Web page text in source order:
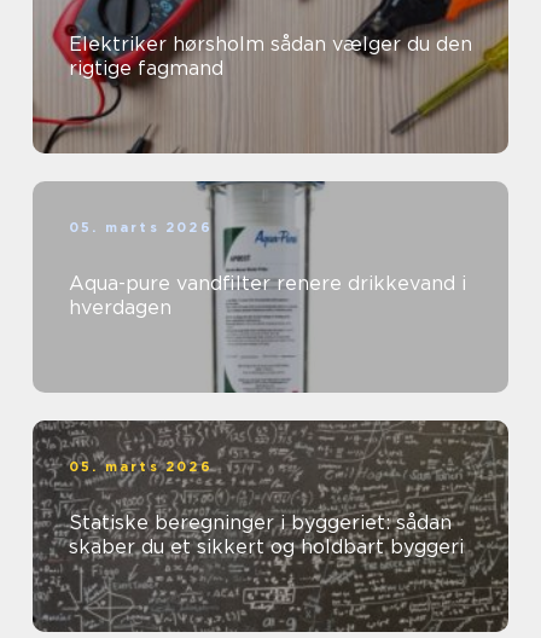
Elektriker hørsholm sådan vælger du den
rigtige fagmand
05. marts 2026
Aqua-pure vandfilter renere drikkevand i
hverdagen
05. marts 2026
Statiske beregninger i byggeriet: sådan
skaber du et sikkert og holdbart byggeri